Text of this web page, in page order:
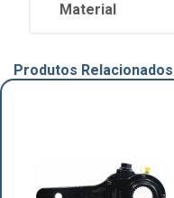
Material
Produtos Relacionados